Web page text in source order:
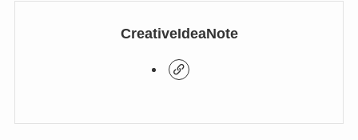
CreativeIdeaNote